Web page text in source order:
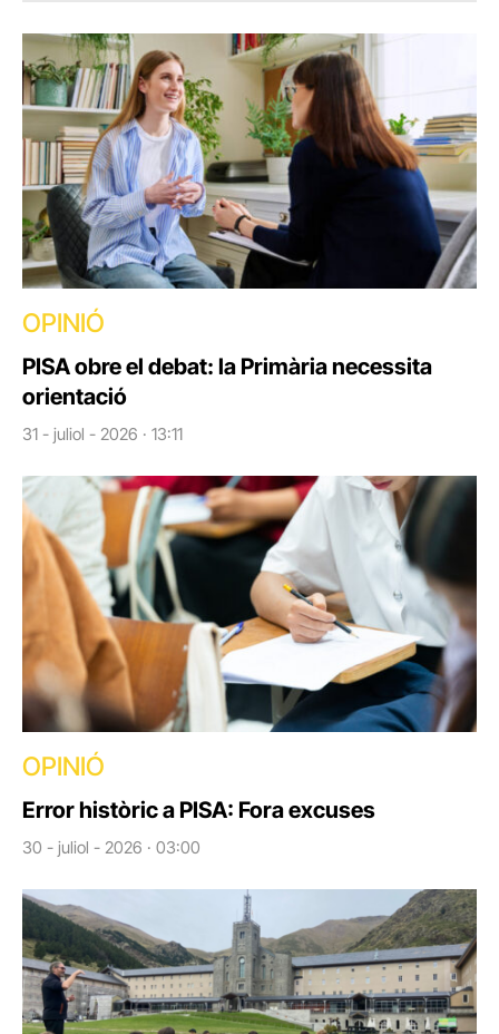
OPINIÓ
PISA obre el debat: la Primària necessita
orientació
31 - juliol - 2026 · 13:11
OPINIÓ
Error històric a PISA: Fora excuses
30 - juliol - 2026 · 03:00